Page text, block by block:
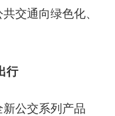
交通向绿色化、
行
公交系列产品